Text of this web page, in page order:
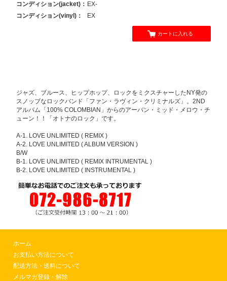
コンディション(jacket)： EX-
コンディション(vinyl)：
EX
カートに入れる
ジャズ、ブルース、ヒップホップ、ロックをミクスチャーしたNY発の
スノッブなロックバンド「ファン・ラヴィン・クリミナルズ」。2ND
アルバム「100% COLOMBIAN」からのアーバン・ミッド・メロウ・チ
ューン！！「オトナのロック」です。
A-1. LOVE UNLIMITED ( REMIX )
A-2. LOVE UNLIMITED ( ALBUM VERSION )
B/W
B-1. LOVE UNLIMITED ( REMIX INTRUMENTAL )
B-2. LOVE UNLIMITED ( INSTRUMENTAL )
ホーム
お支払い方法について
配送方法・送料について
メルマガ登録・解除